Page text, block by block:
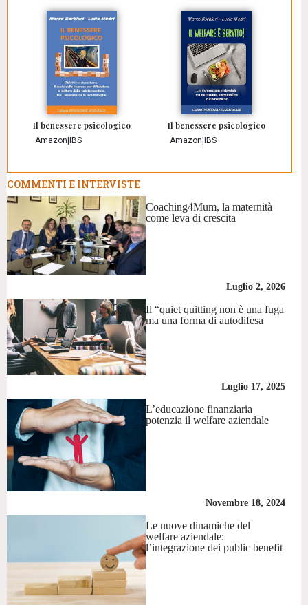
Il benessere psicologico
Amazon|IBS
Il benessere psicologico
Amazon|IBS
COMMENTI E INTERVISTE
Coaching4Mum, la maternità
come leva di crescita
Luglio 2, 2026
Il “quiet quitting non è una fuga
ma una forma di autodifesa
Luglio 17, 2025
L’educazione finanziaria
potenzia il welfare aziendale
Novembre 18, 2024
Le nuove dinamiche del
welfare aziendale:
l’integrazione dei public benefit